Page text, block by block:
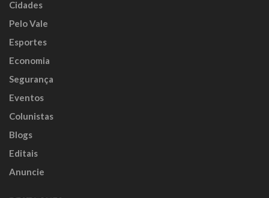
Cidades
Pelo Vale
Esportes
Economia
Segurança
Eventos
Colunistas
Blogs
Editais
Anuncie